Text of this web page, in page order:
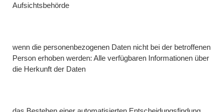
Aufsichtsbehörde
wenn die personenbezogenen Daten nicht bei der betroffenen
Person erhoben werden: Alle verfügbaren Informationen über
die Herkunft der Daten